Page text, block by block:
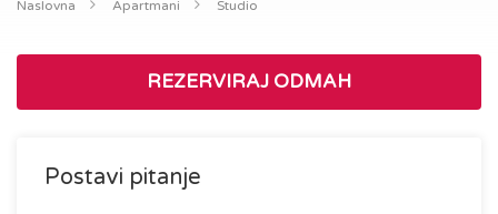
Naslovna Apartmani Studio
REZERVIRAJ ODMAH
Postavi pitanje